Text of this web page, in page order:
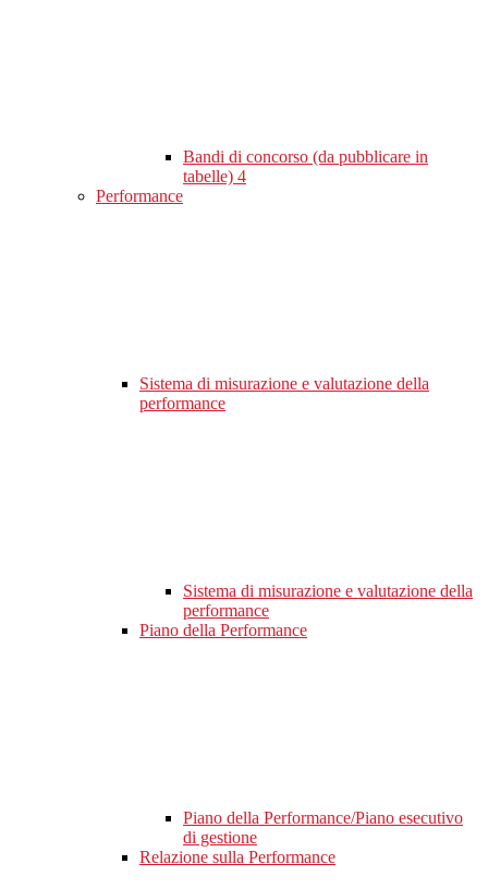
Bandi di concorso (da pubblicare in
tabelle) 4
Performance
Sistema di misurazione e valutazione della
performance
Sistema di misurazione e valutazione della
performance
Piano della Performance
Piano della Performance/Piano esecutivo
di gestione
Relazione sulla Performance